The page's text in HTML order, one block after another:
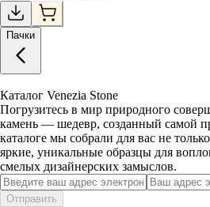
Пачки
Каталог Venezia Stone
Погрузитесь в мир природного
камень — шедевр, созданный самой
каталоге мы собрали для вас не
яркие, уникальные образцы для
смелых дизайнерских замыслов.
Отправить